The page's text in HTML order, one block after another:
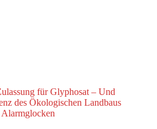
für Glyphosat – Und
des Ökologischen Landbaus